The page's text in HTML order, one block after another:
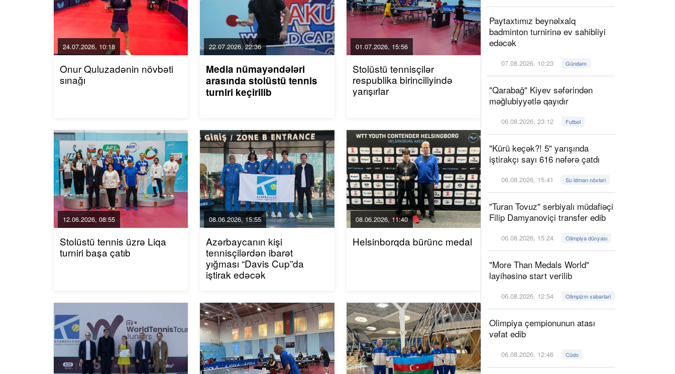
24.07.2026, 10:18
Onur Quluzadənin növbəti
sınağı
22.07.2026, 22:36
Media nümayəndələri
arasında stolüstü tennis
turniri keçirilib
01.07.2026, 15:56
Stolüstü tennisçilər
respublika birinciliyində
yarışırlar
12.06.2026, 08:55
Stolüstü tennis üzrə Liqa
turniri başa çatıb
08.06.2026, 15:55
Azərbaycanın kişi
tennisçilərdən ibarət
yığması “Davis Cup”da
iştirak edəcək
08.06.2026, 11:40
Helsinborqda bürünc medal
Paytaxtımız beynəlxalq
badminton turnirinə ev sahibliyi
edəcək
07.08.2026, 10:23 Gündəm
"Qarabağ" Kiyev səfərindən
məğlubiyyətlə qayıdır
06.08.2026, 23:12 Futbol
"Kürü keçək?! 5" yarışında
iştirakçı sayı 616 nəfərə çatdı
06.08.2026, 15:41 Su idman növləri
"Turan Tovuz" serbiyalı müdafiəçi
Filip Damyanoviçi transfer edib
06.08.2026, 15:24 Olimpiya dünyası
"More Than Medals World"
layihəsinə start verilib
06.08.2026, 12:54 Olimpizm xəbərləri
Olimpiya çempionunun atası
vəfat edib
06.08.2026, 12:46 Cüdo